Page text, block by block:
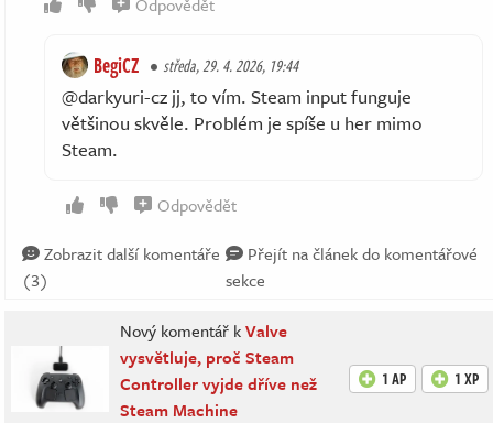
BegiCZ středa, 29. 4. 2026, 19:44
@darkyuri-cz jj, to vím. Steam input funguje
většinou skvěle. Problém je spíše u her mimo
Steam.
Odpovědět
Zobrazit další komentáře
(3)
Přejít na článek do komentářové
sekce
Nový komentář kValve
vysvětluje, proč Steam
Controller vyjde dříve než
Steam Machine
1 AP 1 XP